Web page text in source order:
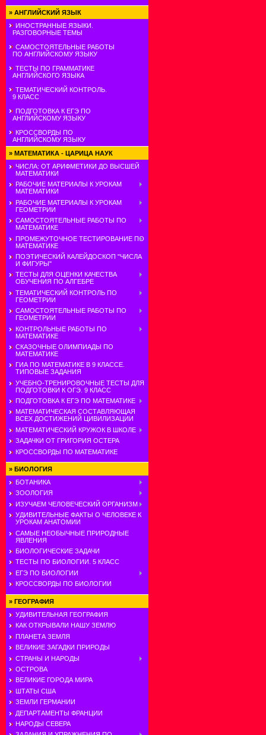
» АНГЛИЙСКИЙ ЯЗЫК
ИНОСТРАННЫЕ ЯЗЫКИ.
РАЗГОВОРНЫЕ ТЕМЫ
САМОСТОЯТЕЛЬНЫЕ РАБОТЫ
ПО АНГЛИЙСКОМУ ЯЗЫКУ
ТЕСТЫ ПО ГРАММАТИКЕ
АНГЛИЙСКОГО ЯЗЫКА
ТЕМАТИЧЕСКИЙ КОНТРОЛЬ.
9 КЛАСС
ПОДГОТОВКА К ЕГЭ ПО
АНГЛИЙСКОМУ ЯЗЫКУ
КРОССВОРДЫ ПО
АНГЛИЙСКОМУ ЯЗЫКУ
» МАТЕМАТИКА - ЦАРИЦА НАУК
ЧИСЛА: ОТ АРИФМЕТИКИ ДО ВЫСШЕЙ
МАТЕМАТИКИ
РАБОЧИЕ МАТЕРИАЛЫ К УРОКАМ
МАТЕМАТИКИ
РАБОЧИЕ МАТЕРИАЛЫ К УРОКАМ
ГЕОМЕТРИИ
САМОСТОЯТЕЛЬНЫЕ РАБОТЫ ПО
МАТЕМАТИКЕ
ПРОМЕЖУТОЧНОЕ ТЕСТИРОВАНИЕ ПО
МАТЕМАТИКЕ
ПОЭТИЧЕСКИЙ КАЛЕЙДОСКОП "ЧИСЛА
И ФИГУРЫ"
ТЕСТЫ ДЛЯ ОЦЕНКИ КАЧЕСТВА
ОБУЧЕНИЯ ПО АЛГЕБРЕ
ТЕМАТИЧЕСКИЙ КОНТРОЛЬ ПО
ГЕОМЕТРИИ
САМОСТОЯТЕЛЬНЫЕ РАБОТЫ ПО
ГЕОМЕТРИИ
КОНТРОЛЬНЫЕ РАБОТЫ ПО
МАТЕМАТИКЕ
СКАЗОЧНЫЕ ОЛИМПИАДЫ ПО
МАТЕМАТИКЕ
ГИА ПО МАТЕМАТИКЕ В 9 КЛАССЕ.
ТИПОВЫЕ ЗАДАНИЯ
УЧЕБНО-ТРЕНИРОВОЧНЫЕ ТЕСТЫ ДЛЯ
ПОДГОТОВКИ К ОГЭ. 9 КЛАСС
ПОДГОТОВКА К ЕГЭ ПО МАТЕМАТИКЕ
МАТЕМАТИЧЕСКАЯ СОСТАВЛЯЮЩАЯ
ВСЕХ ДОСТИЖЕНИЙ ЦИВИЛИЗАЦИИ
МАТЕМАТИЧЕСКИЙ КРУЖОК В ШКОЛЕ
ЗАДАЧКИ ОТ ГРИГОРИЯ ОСТЕРА
КРОССВОРДЫ ПО МАТЕМАТИКЕ
» БИОЛОГИЯ
БОТАНИКА
ЗООЛОГИЯ
ИЗУЧАЕМ ЧЕЛОВЕЧЕСКИЙ ОРГАНИЗМ
УДИВИТЕЛЬНЫЕ ФАКТЫ О ЧЕЛОВЕКЕ К
УРОКАМ АНАТОМИИ
САМЫЕ НЕОБЫЧНЫЕ ПРИРОДНЫЕ
ЯВЛЕНИЯ
БИОЛОГИЧЕСКИЕ ЗАДАЧИ
ТЕСТЫ ПО БИОЛОГИИ. 5 КЛАСС
ЕГЭ ПО БИОЛОГИИ
КРОССВОРДЫ ПО БИОЛОГИИ
» ГЕОГРАФИЯ
УДИВИТЕЛЬНАЯ ГЕОГРАФИЯ
КАК ОТКРЫВАЛИ НАШУ ЗЕМЛЮ
ПЛАНЕТА ЗЕМЛЯ
ВЕЛИКИЕ ЗАГАДКИ ПРИРОДЫ
СТРАНЫ И НАРОДЫ
ОСТРОВА
ВЕЛИКИЕ ГОРОДА МИРА
ШТАТЫ США
ЗЕМЛИ ГЕРМАНИИ
ДЕПАРТАМЕНТЫ ФРАНЦИИ
НАРОДЫ СЕВЕРА